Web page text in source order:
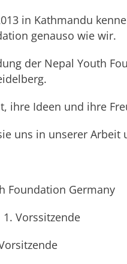
in Kathmandu
genauso wie wir.
der Nepal Youth
ihre Ideen und ihre
uns in unserer
Foundation Germany
Vorssitzende